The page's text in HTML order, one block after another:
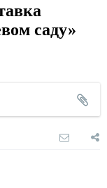
саду»